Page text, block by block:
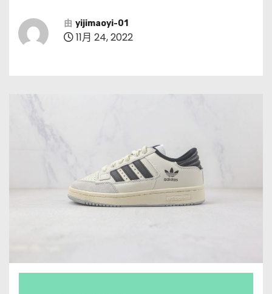
由 yijimaoyi-01
11月 24, 2022